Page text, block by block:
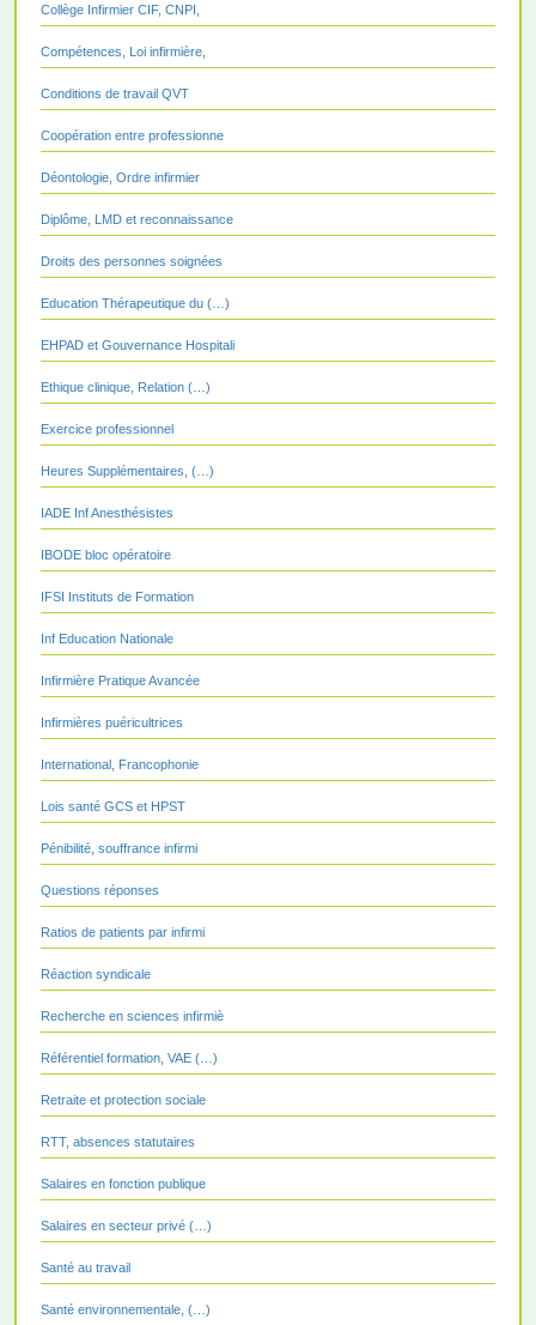
Collège Infirmier CIF, CNPI,
Compétences, Loi infirmière,
Conditions de travail QVT
Coopération entre professionne
Déontologie, Ordre infirmier
Diplôme, LMD et reconnaissance
Droits des personnes soignées
Education Thérapeutique du (…)
EHPAD et Gouvernance Hospitali
Ethique clinique, Relation (…)
Exercice professionnel
Heures Supplémentaires, (…)
IADE Inf Anesthésistes
IBODE bloc opératoire
IFSI Instituts de Formation
Inf Education Nationale
Infirmière Pratique Avancée
Infirmières puéricultrices
International, Francophonie
Lois santé GCS et HPST
Pénibilité, souffrance infirmi
Questions réponses
Ratios de patients par infirmi
Réaction syndicale
Recherche en sciences infirmiè
Référentiel formation, VAE (…)
Retraite et protection sociale
RTT, absences statutaires
Salaires en fonction publique
Salaires en secteur privé (…)
Santé au travail
Santé environnementale, (…)